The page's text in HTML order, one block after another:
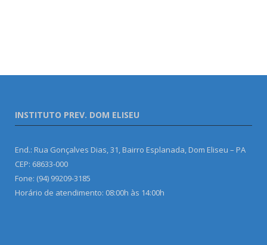
INSTITUTO PREV. DOM ELISEU
End.: Rua Gonçalves Dias, 31, Bairro Esplanada, Dom Eliseu – PA
CEP: 68633-000
Fone: (94) 99209-3185
Horário de atendimento: 08:00h às 14:00h